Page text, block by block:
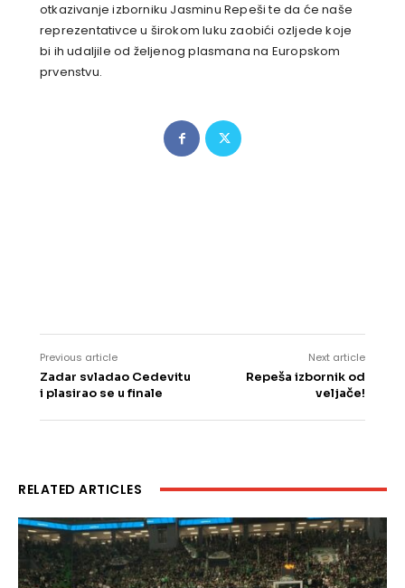
otkazivanje izborniku Jasminu Repeši te da će naše
reprezentativce u širokom luku zaobići ozljede koje
bi ih udaljile od željenog plasmana na Europskom
prvenstvu.
Previous article
Zadar svladao Cedevitu
i plasirao se u finale
Next article
Repeša izbornik od
veljače!
RELATED ARTICLES